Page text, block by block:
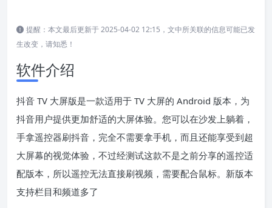
提醒：本文最后更新于 2025-04-02 12:15，文中所关联的信息可能已发
生改变，请知悉！
软件介绍
抖音 TV 大屏版是一款适用于 TV 大屏的 Android 版本，为
抖音用户提供更加舒适的大屏体验。您可以在沙发上躺着，
手拿遥控器刷抖音，完全不需要拿手机，而且还能享受到超
大屏幕的视觉体验，不过经测试这款不是之前分享的遥控适
配版本，所以遥控无法直接刷视频，需要配合鼠标。新版本
支持栏目和频道多了